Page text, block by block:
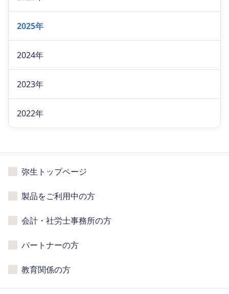
2025年
2024年
2023年
2022年
弥生トップページ
製品をご利用中の方
会計・社労士事務所の方
パートナーの方
教育関係の方